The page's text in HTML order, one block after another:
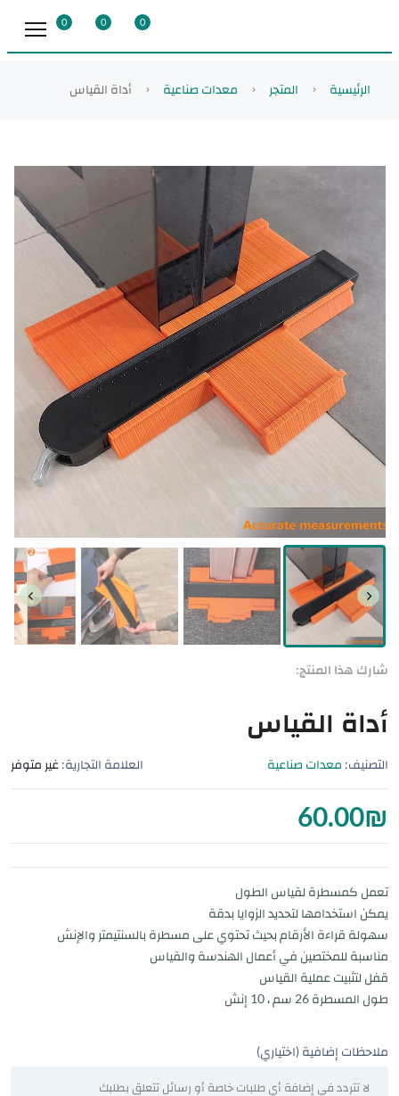
0
0
0
الرئيسية المتجر معدات صناعية أداة القياس
شارك هذا المنتج:
أداة القياس
التصنيف: معدات صناعية العلامة التجارية: غير متوفر
60.00₪
تعمل كمسطرة لقياس الطول
يمكن استخدامها لتحديد الزوايا بدقة
سهولة قراءة الأرقام بحيث تحتوي على مسطرة بالسنتيمتر والإنش
مناسبة للمختصين في أعمال الهندسة والقياس
قفل لتثبيت عملية القياس
طول المسطرة 26 سم ، 10 إنش
ملاحظات إضافية (اختياري)